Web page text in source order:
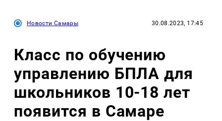
Новости Самары 30.08.2023, 17:45
Класс по обучению
управлению БПЛА для
школьников 10-18 лет
появится в Самаре